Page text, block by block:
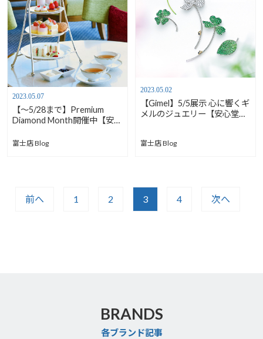
2023.05.07
【～5/28まで】Premium
Diamond Month開催中【安心
富士店 Blog
2023.05.02
【Gimel】5/5展示 心に響くギ
メルのジュエリー【安心堂富
富士店 Blog
前へ 1 2 3 4 次へ
BRANDS
各ブランド記事